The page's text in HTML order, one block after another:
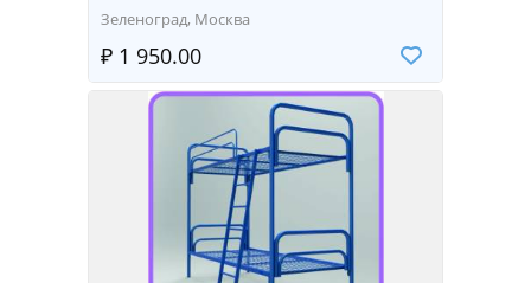
Зеленоград, Москва
₽ 1 950.00